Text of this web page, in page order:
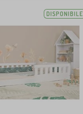
DISPONIBILE